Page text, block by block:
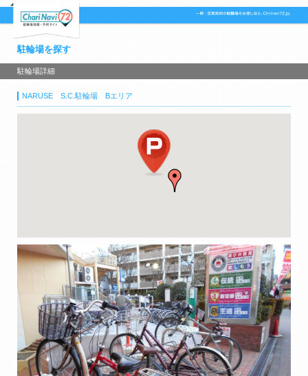
駐輪場を探す
駐輪場詳細
NARUSE S.C.駐輪場 Bエリア